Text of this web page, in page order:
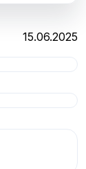
15.06.2025